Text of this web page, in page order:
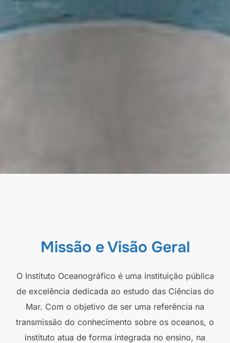
Missão e Visão Geral
O Instituto Oceanográfico é uma instituição pública
de excelência dedicada ao estudo das Ciências do
Mar. Com o objetivo de ser uma referência na
transmissão do conhecimento sobre os oceanos, o
instituto atua de forma integrada no ensino, na